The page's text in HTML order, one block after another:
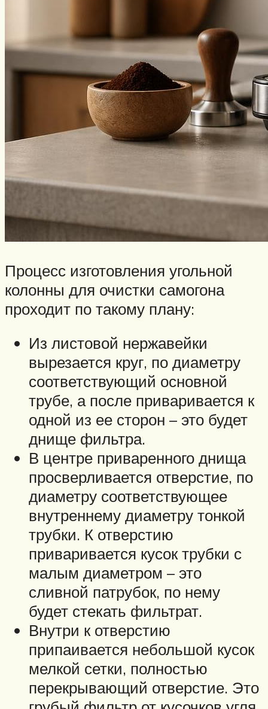
Процесс изготовления угольной
колонны для очистки самогона
проходит по такому плану:
Из листовой нержавейки
вырезается круг, по диаметру
соответствующий основной
трубе, а после приваривается к
одной из ее сторон – это будет
днище фильтра.
В центре приваренного днища
просверливается отверстие, по
диаметру соответствующее
внутреннему диаметру тонкой
трубки. К отверстию
приваривается кусок трубки с
малым диаметром – это
сливной патрубок, по нему
будет стекать фильтрат.
Внутри к отверстию
припаивается небольшой кусок
мелкой сетки, полностью
перекрывающий отверстие. Это